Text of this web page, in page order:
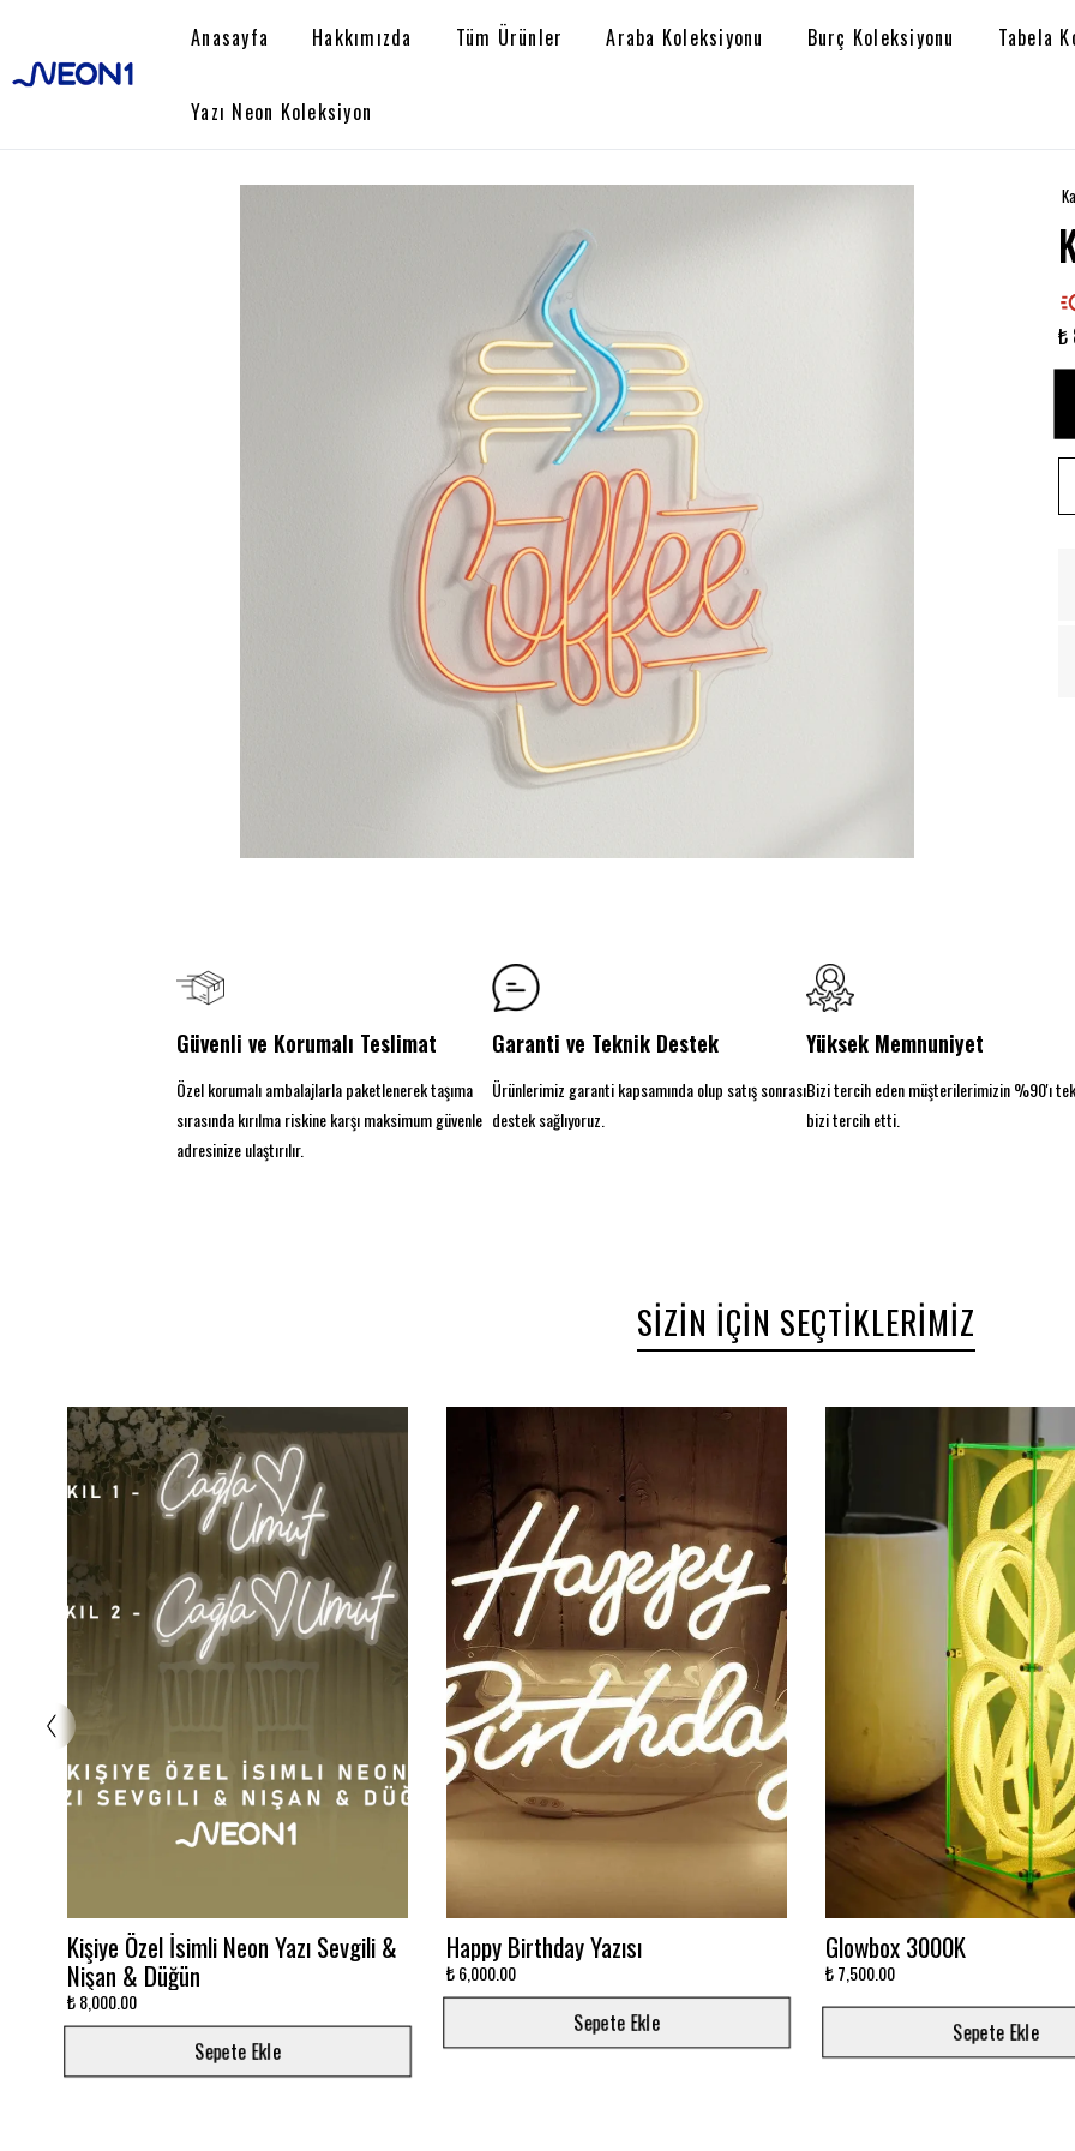
Anasayfa Hakkımızda Tüm Ürünler Araba Koleksiyonu Burç Koleksiyonu Tabela
Yazı Neon Koleksiyon
₺
Güvenli ve Korumalı Teslimat
Özel korumalı ambalajlarla paketlenerek taşıma
sırasında kırılma riskine karşı maksimum güvenle
adresinize ulaştırılır.
Garanti ve Teknik Destek
Ürünlerimiz garanti kapsamında olup satış sonrası
destek sağlıyoruz.
Yüksek Memnuniyet
Bizi tercih eden müşterilerimizin %90'ı
bizi tercih etti.
SIZIN İÇIN SEÇTIKLERIMIZ
Glowbox 3000K
₺ 7,500.00
Sepete Ekle
Dalgalı Mavi Sonsuzluk Aynası
₺ 12,000.00
Sepete Ekle
Ay'da Yatan Astronot
Baskılı
₺ 5,500.00